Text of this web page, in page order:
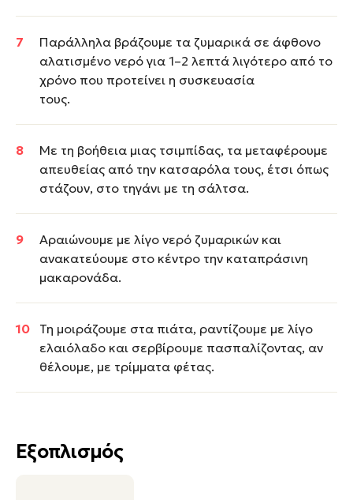
Εξοπλισμός
Παράλληλα βράζουμε τα ζυμαρικά σε άφθονο
αλατισμένο νερό για 1–2 λεπτά λιγότερο από το
χρόνο που προτείνει η συσκευασία
τους.
Με τη βοήθεια μιας τσιμπίδας, τα μεταφέρουμε
απευθείας από την κατσαρόλα τους, έτσι όπως
στάζουν, στο τηγάνι με τη σάλτσα.
Αραιώνουμε με λίγο νερό ζυμαρικών και
ανακατεύουμε στο κέντρο την καταπράσινη
μακαρονάδα.
Τη μοιράζουμε στα πιάτα, ραντίζουμε με λίγο
ελαιόλαδο και σερβίρουμε πασπαλίζοντας, αν
θέλουμε, με τρίμματα φέτας.